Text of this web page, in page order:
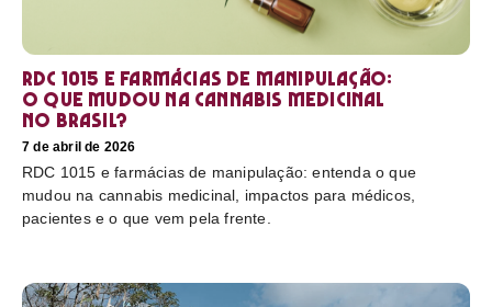
RDC 1015 e farmácias de manipulação:
o que mudou na cannabis medicinal
no Brasil?
7 de abril de 2026
RDC 1015 e farmácias de manipulação: entenda o que
mudou na cannabis medicinal, impactos para médicos,
pacientes e o que vem pela frente.